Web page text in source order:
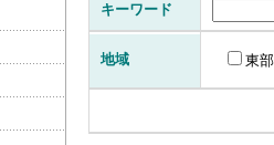
キーワード
地域 東部